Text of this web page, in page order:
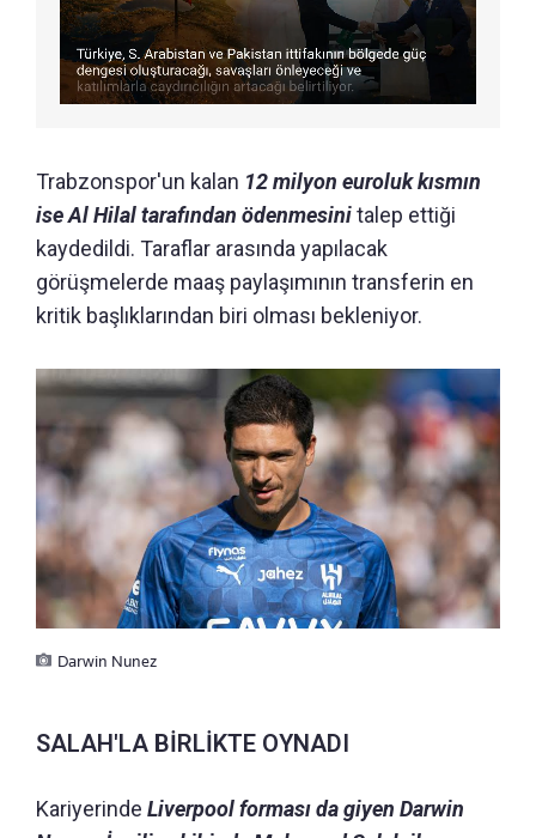
Trabzonspor'un kalan 12 milyon euroluk kısmın
ise Al Hilal tarafından ödenmesinitalep ettiği
kaydedildi. Taraflar arasında yapılacak
görüşmelerde maaş paylaşımının transferin en
kritik başlıklarından biri olması bekleniyor.
Darwin Nunez
SALAH'LA BİRLİKTE OYNADI
Kariyerinde Liverpool forması da giyen Darwin